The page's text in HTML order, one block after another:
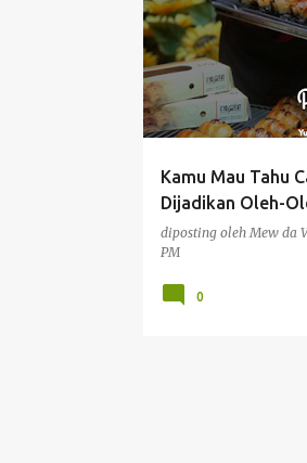
Kamu Mau Tahu
Dijadikan Oleh-
diposting olehMew da
PM
0